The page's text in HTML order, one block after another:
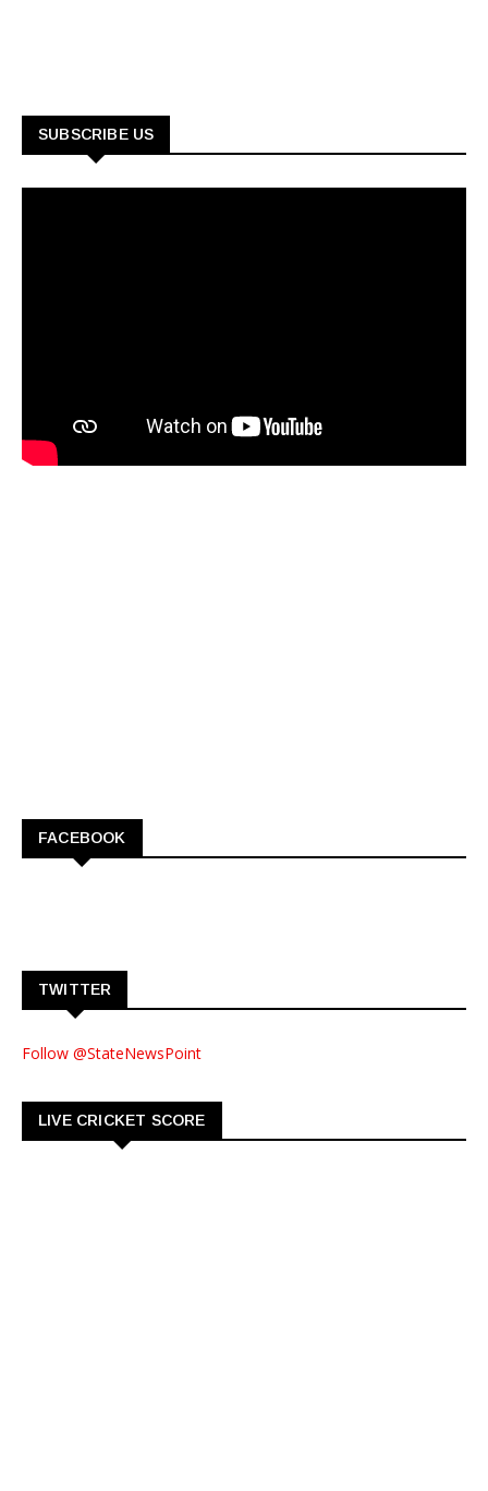
SUBSCRIBE US
FACEBOOK
TWITTER
Follow @StateNewsPoint
LIVE CRICKET SCORE